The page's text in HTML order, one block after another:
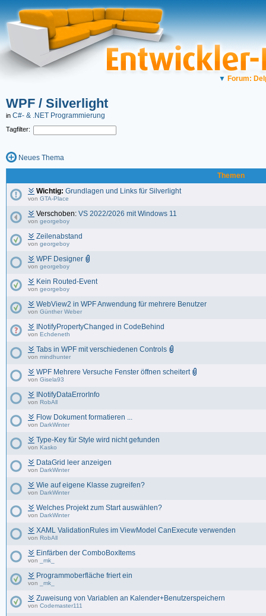
▼ Forum:
WPF / Silverlight
in C#- & .NET Programmierung
Tagfilter:
Neues Thema
Themen
Wichtig: Grundlagen und Links für Silverlight
von GTA-Place
Verschoben: VS 2022/2026 mit Windows 11
von georgeboy
Zeilenabstand
von georgeboy
WPF Designer
von georgeboy
Kein Routed-Event
von georgeboy
WebView2 in WPF Anwendung für mehrere Benutzer
von Günther Weber
INotifyPropertyChanged in CodeBehind
von Echdeneth
Tabs in WPF mit verschiedenen Controls
von mindhunter
WPF Mehrere Versuche Fenster öffnen scheitert
von Gisela93
INotifyDataErrorInfo
von RobAll
Flow Dokument formatieren ...
von DarkWinter
Type-Key für Style wird nicht gefunden
von Kasko
DataGrid leer anzeigen
von DarkWinter
Wie auf eigene Klasse zugreifen?
von DarkWinter
Welches Projekt zum Start auswählen?
von DarkWinter
XAML ValidationRules im ViewModel CanExecute verwenden
von RobAll
Einfärben der ComboBoxItems
von _mk_
Programmoberfläche friert ein
von _mk_
Zuweisung von Variablen an Kalender+Benutzerspeichern
von Codemaster111